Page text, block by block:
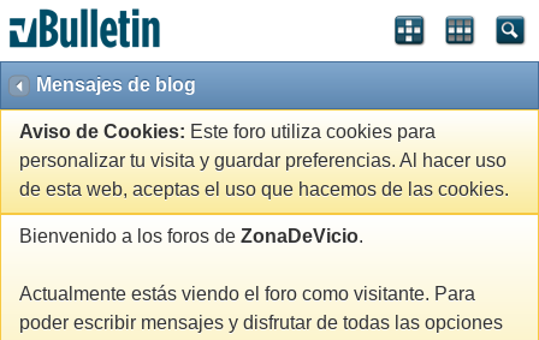
Mensajes de blog
Aviso de Cookies: Este foro utiliza cookies para
personalizar tu visita y guardar preferencias. Al hacer uso
de esta web, aceptas el uso que hacemos de las cookies.
Bienvenido a los foros de ZonaDeVicio.
Actualmente estás viendo el foro como visitante. Para
poder escribir mensajes y disfrutar de todas las opciones